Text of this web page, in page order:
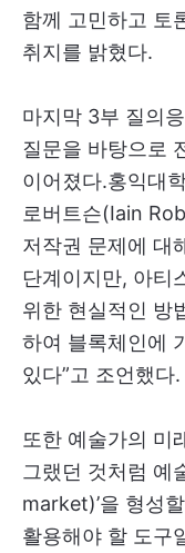
함께 고민하고 토
취지를 밝혔다.
마지막 3부 질의
질문을 바탕으로
이어졌다.홍익대
로버트슨(Iain
저작권 문제에 대
단계이지만, 아티
위한 현실적인 방
하여 블록체인에
있다”고 조언했다.
또한 예술가의 미
그랬던 것처럼 예
market)’을 형성
활용해야 할 도구